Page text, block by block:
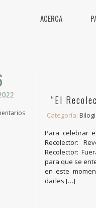
ACERCA
“El
Categoría:
Para celebrar
Recolector:
Recolector:
para que se
en este
darles […]